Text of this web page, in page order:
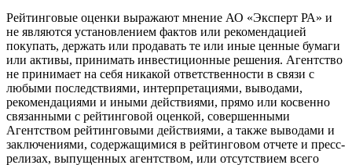
Рейтинговые оценки выражают мнение АО «Эксперт РА» и
не являются установлением фактов или рекомендацией
покупать, держать или продавать те или иные ценные бумаги
или активы, принимать инвестиционные решения. Агентство
не принимает на себя никакой ответственности в связи с
любыми последствиями, интерпретациями, выводами,
рекомендациями и иными действиями, прямо или косвенно
связанными с рейтинговой оценкой, совершенными
Агентством рейтинговыми действиями, а также выводами и
заключениями, содержащимися в рейтинговом отчете и пресс-
релизах, выпущенных агентством, или отсутствием всего